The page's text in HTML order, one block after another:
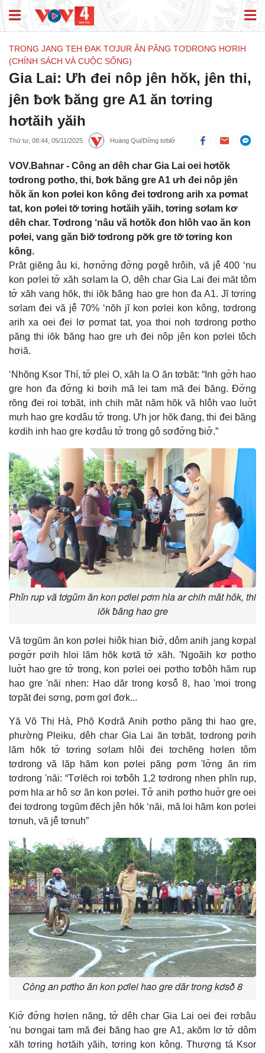
TRONG JANG TEH ĐAK TƠJUR ĂN PĂNG TƠDRONG HƠRIH
(CHÍNH SÁCH VÀ CUỘC SỐNG)
Gia Lai: Ưh đei nôp jên hŏk, jên thi,
jên ƀơk ƀăng gre A1 ăn tơring
hơtăih yăih
Thứ tư, 08:44, 05/11/2025 Hoàng Qui/Dơ̆ng tơblơ̆
VOV.Bahnar - Công an dêh char Gia Lai oei hơtŏk
tơdrong pơtho, thi, ƀơk ƀăng gre A1 ưh đei nôp jên
hŏk ăn kon pơlei kon kông đei tơdrong arih xa pơmat
tat, kon pơlei tơ̆ tơring hơtăih yăih, tơring sơlam kơ
dêh char. Tơdrong ‘nâu vă hơtŏk đon hlôh vao ăn kon
pơlei, vang găn ƀiơ̆ tơdrong pơ̆k gre tơ̆ tơring kon
kông.
Prăt giĕng âu ki, hơnơ̆ng đơ̆ng pơgê hrôih, vă jê̆ 400 ‘nu
kon pơlei tơ̆ xăh sơlam Ia O, dêh char Gia Lai đei măt tôm
tơ̆ xăh vang hŏk, thi iŏk ƀăng hao gre hon đa A1. Jĭ tơring
sơlam đei vă jê̆ 70% ‘nŏh jĭ kon pơlei kon kông, tơdrong
arih xa oei đei lơ pơmat tat, yoa thoi noh tơdrong pơtho
păng thi iŏk ƀăng hao gre ưh đei nôp jên kon pơlei tôch
hơiă.
‘Nhŏng Ksor Thí, tơ̆ plei O, xăh Ia O ăn tơbăt: “Inh gơ̆h hao
gre hon đa đơ̆ng ki bơih mă lei tam mă đei ƀăng. Đơ̆ng
rŏng đei roi tơbăt, inh chih măt năm hŏk vă hlôh vao luơ̆t
mưh hao gre kơdâu tơ̆ trong. Ưh jor hŏk đang, thi đei ƀăng
kơdih inh hao gre kơdâu tơ̆ trong gô sơđơ̆ng ƀiơ̆.”
Phĭn rup vă tơgŭm ăn kon pơlei pơm hla ar chih măt hŏk, thi
iŏk ƀăng hao gre
Vă tơgŭm ăn kon pơlei hiôk hian ƀiơ̆, dôm anih jang kơpal
pơgơ̆r pơih hloi lăm hŏk kơtă tơ̆ xăh. 'Ngoăih kơ pơtho
luơ̆t hao gre tơ̆ trong, kon pơlei oei pơtho tơƀôh hăm rup
hao gre 'năi nhen: Hao dăr trong kơsô̆ 8, hao 'moi trong
tơpăt đei sơng, pơm gơl đơk...
Yă Võ Thị Hà, Phŏ Kơdră Anih pơtho păng thi hao gre,
phường Pleiku, dêh char Gia Lai ăn tơbăt, tơdrong pơih
lăm hŏk tơ̆ tơring sơlam hlôi đei tơchĕng hơlen tôm
tơdrong vă lăp hăm kon pơlei păng pơm 'lơ̆ng ăn rim
tơdrong 'năi: “Tơlĕch roi tơƀôh 1,2 tơdrong nhen phĭn rup,
pơm hla ar hô sơ ăn kon pơlei. Tơ̆ anih pơtho huơ̆r gre oei
đei tơdrong tơgŭm đĕch jên hŏk ‘năi, mă loi hăm kon pơlei
tơnuh, vă jê̆ tơnuh”
Công an pơtho ăn kon pơlei hao gre dăr trong kơsô̆ 8
Kiơ̆ đơ̆ng hơlen năng, tơ̆ dêh char Gia Lai oei đei rơbâu
'nu bơngai tam mă đei ƀăng hao gre A1, akŏm lơ tơ̆ dôm
xăh tơring hơtăih yăih, tơring kon kông. Thượng tá Ksor